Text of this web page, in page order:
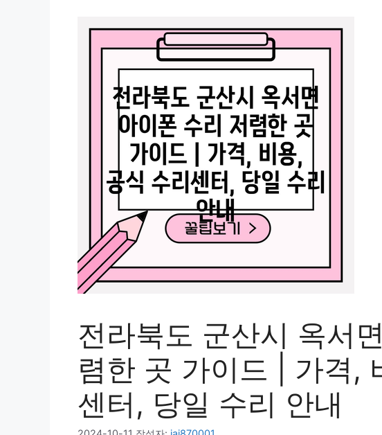
전라북도 군산시 옥서
렴한 곳 가이드 | 가격,
센터, 당일 수리 안내